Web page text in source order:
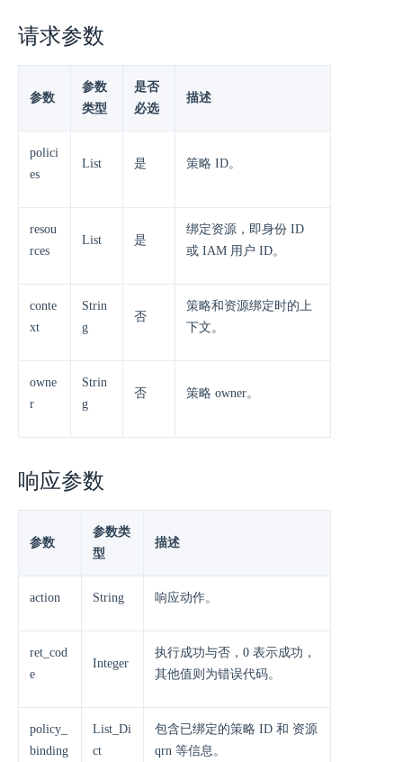
请求参数
参数
参数
类型
是否
必选
描述
polici
es
List 是 策略 ID。
resou
rces
List 是
绑定资源，即身份 ID
或 IAM 用户 ID。
conte
xt
Strin
g
否
策略和资源绑定时的上
下文。
owne
r
Strin
g
否 策略 owner。
响应参数
参数
参数类
型
描述
action String 响应动作。
ret_cod
e
Integer
执行成功与否，0 表示成功，
其他值则为错误代码。
policy_
binding
List_Di
ct
包含已绑定的策略 ID 和 资源
qrn 等信息。